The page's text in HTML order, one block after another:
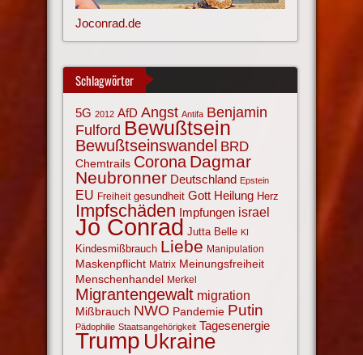
Joconrad.de
Schlagwörter
5G 2012 AfD Angst Antifa Benjamin
Fulford Bewußtsein
Bewußtseinswandel BRD
Chemtrails Corona Dagmar
Neubronner Deutschland Epstein
EU Freiheit gesundheit Gott Heilung Herz
Impfschäden Impfungen israel
Jo Conrad Jutta Belle KI
Kindesmißbrauch Liebe Manipulation
Maskenpflicht Matrix Meinungsfreiheit
Menschenhandel Merkel
Migrantengewalt migration
Mißbrauch NWO Pandemie Putin
Pädophilie Staatsangehörigkeit Tagesenergie
Trump Ukraine